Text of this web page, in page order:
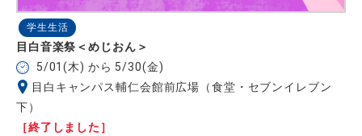
学生生活
目白音楽祭＜めじおん＞
5/01(木) から 5/30(金)
目白キャンパス輔仁会館前広場（食堂・セブンイレブン
下）
［終了しました］